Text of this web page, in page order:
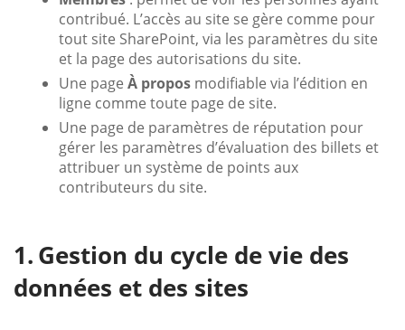
contribué. L’accès au site se gère comme pour
tout site SharePoint, via les paramètres du site
et la page des autorisations du site.
Une page À propos modifiable via l’édition en
ligne comme toute page de site.
Une page de paramètres de réputation pour
gérer les paramètres d’évaluation des billets et
attribuer un système de points aux
contributeurs du site.
Gestion du cycle de vie des
données et des sites